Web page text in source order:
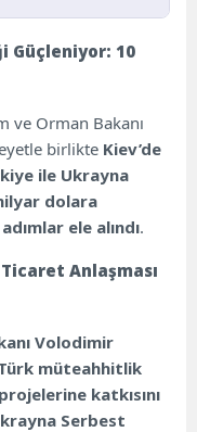
Güçleniyor: 10
İnşasında
3,5 Milyar
Güçleniyor: 10
ve Orman Bakanı
birlikte Kiev’de
ile Ukrayna
dolara
ele alındı.
Anlaşması
Volodimir
müteahhitlik
katkısını
Serbest